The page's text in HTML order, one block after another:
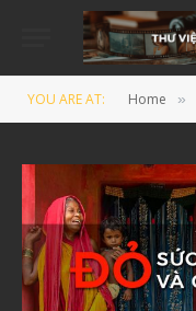
YOU ARE AT: Home »